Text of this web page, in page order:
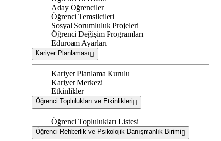
Aday Öğrenciler
Öğrenci Temsilcileri
Sosyal Sorumluluk Projeleri
Öğrenci Değişim Programları
Eduroam Ayarları
Kariyer Planlaması
Kariyer Planlama Kurulu
Kariyer Merkezi
Etkinlikler
Öğrenci Toplulukları ve Etkinlikleri
Öğrenci Toplulukları Listesi
Öğrenci Rehberlik ve Psikolojik Danışmanlık Birimi